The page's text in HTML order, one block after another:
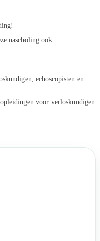
nascholing ook
echoscopisten en
voor verloskundigen